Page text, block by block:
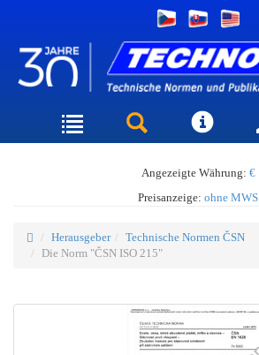
Angezeigte Währung: €
Preisanzeige: ohne MWS
Herausgeber
Technische Normen ČSN
Die Norm "ČSN ISO 215"